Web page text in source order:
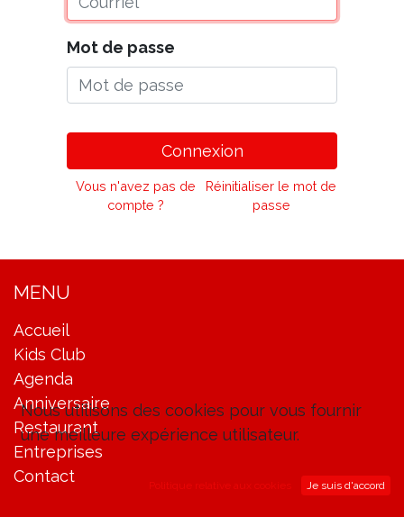
Mot de passe
Connexion
Vous n'avez pas de
compte ?
Réinitialiser le mot de
passe
MENU
Accueil
Kids Club
Agenda
Anniversaire
Restaurant
Entreprises
Contact
Nous utilisons des cookies pour vous fournir
une meilleure expérience utilisateur.
Politique relative aux cookies Je suis d'accord